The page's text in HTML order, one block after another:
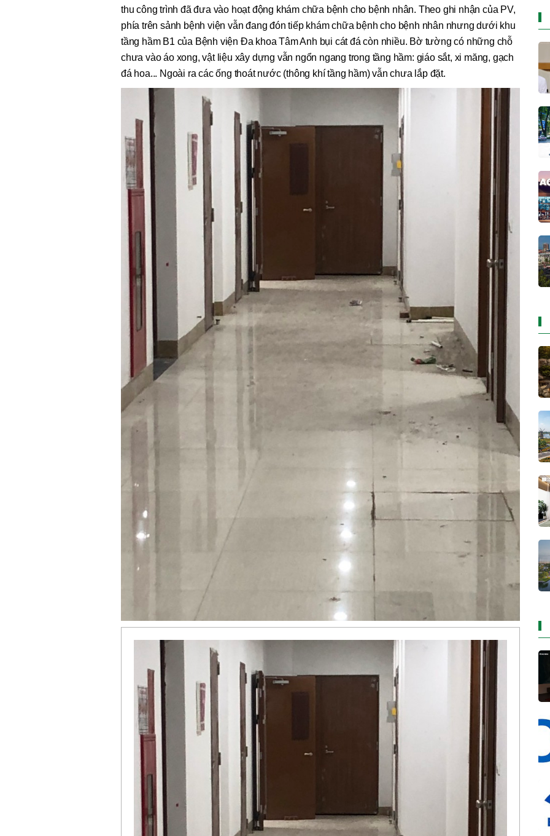
thu công trình đã đưa vào hoạt động khám chữa bệnh cho bệnh nhân. Theo ghi nhận của PV,
phía trên sảnh bệnh viện vẫn đang đón tiếp khám chữa bệnh cho bệnh nhân nhưng dưới khu
tầng hầm B1 của Bệnh viện Đa khoa Tâm Anh bụi cát đá còn nhiều. Bờ tường có những chỗ
chưa vào áo xong, vật liệu xây dựng vẫn ngổn ngang trong tầng hầm: giáo sắt, xi măng, gạch
đá hoa... Ngoài ra các ống thoát nước (thông khí tầng hầm) vẫn chưa lắp đặt.